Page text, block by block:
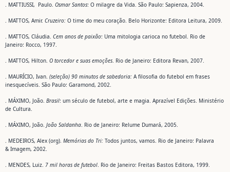
. MATTIUSSI, Paulo. Osmar Santos: O milagre da Vida. São Paulo: Sapienza, 2004.
. MATTOS, Amir. Cruzeiro: O time do meu coração. Belo Horizonte: Editora Leitura, 2009.
. MATTOS, Cláudia. Cem anos de paixão: Uma mitologia carioca no futebol. Rio de
Janeiro: Rocco, 1997.
. MATTOS, Hilton. O torcedor e suas emoções. Rio de Janeiro: Editora Revan, 2007.
. MAURÍCIO, Ivan. (seleção) 90 minutos de sabedoria: A filosofia do futebol em frases
inesquecíveis. São Paulo: Garamond, 2002.
. MÁXIMO, João. Brasil: um século de futebol, arte e magia. Aprazível Edições. Ministério
de Cultura.
. MÁXIMO, João. João Saldanha. Rio de Janeiro: Relume Dumará, 2005.
. MEDEIROS, Alex (org). Memórias do Tri: Todos juntos, vamos. Rio de Janeiro: Palavra
& Imagem, 2002.
. MENDES, Luiz. 7 mil horas de futebol. Rio de Janeiro: Freitas Bastos Editora, 1999.